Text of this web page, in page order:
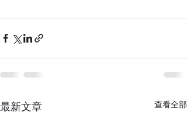
最新文章 查看全部